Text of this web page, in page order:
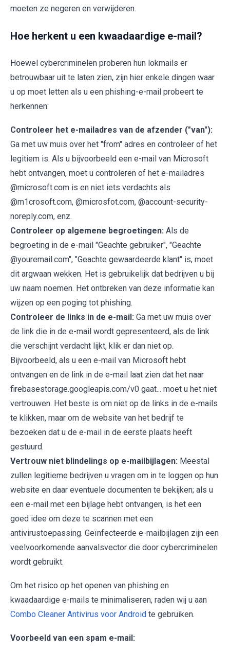
moeten ze negeren en verwijderen.
Hoe herkent u een kwaadaardige e-mail?
Hoewel cybercriminelen proberen hun lokmails er
betrouwbaar uit te laten zien, zijn hier enkele dingen waar
u op moet letten als u een phishing-e-mail probeert te
herkennen:
Controleer het e-mailadres van de afzender ("van"):
Ga met uw muis over het "from" adres en controleer of het
legitiem is. Als u bijvoorbeeld een e-mail van Microsoft
hebt ontvangen, moet u controleren of het e-mailadres
@microsoft.com is en niet iets verdachts als
@m1crosoft.com, @microsfot.com, @account-security-
noreply.com, enz.
Controleer op algemene begroetingen: Als de
begroeting in de e-mail "Geachte gebruiker", "Geachte
@youremail.com", "Geachte gewaardeerde klant" is, moet
dit argwaan wekken. Het is gebruikelijk dat bedrijven u bij
uw naam noemen. Het ontbreken van deze informatie kan
wijzen op een poging tot phishing.
Controleer de links in de e-mail: Ga met uw muis over
de link die in de e-mail wordt gepresenteerd, als de link
die verschijnt verdacht lijkt, klik er dan niet op.
Bijvoorbeeld, als u een e-mail van Microsoft hebt
ontvangen en de link in de e-mail laat zien dat het naar
firebasestorage.googleapis.com/v0 gaat... moet u het niet
vertrouwen. Het beste is om niet op de links in de e-mails
te klikken, maar om de website van het bedrijf te
bezoeken dat u de e-mail in de eerste plaats heeft
gestuurd.
Vertrouw niet blindelings op e-mailbijlagen: Meestal
zullen legitieme bedrijven u vragen om in te loggen op hun
website en daar eventuele documenten te bekijken; als u
een e-mail met een bijlage hebt ontvangen, is het een
goed idee om deze te scannen met een
antivirustoepassing. Geïnfecteerde e-mailbijlagen zijn een
veelvoorkomende aanvalsvector die door cybercriminelen
wordt gebruikt.
Om het risico op het openen van phishing en
kwaadaardige e-mails te minimaliseren, raden wij u aan
Combo Cleaner Antivirus voor Android te gebruiken.
Voorbeeld van een spam e-mail: